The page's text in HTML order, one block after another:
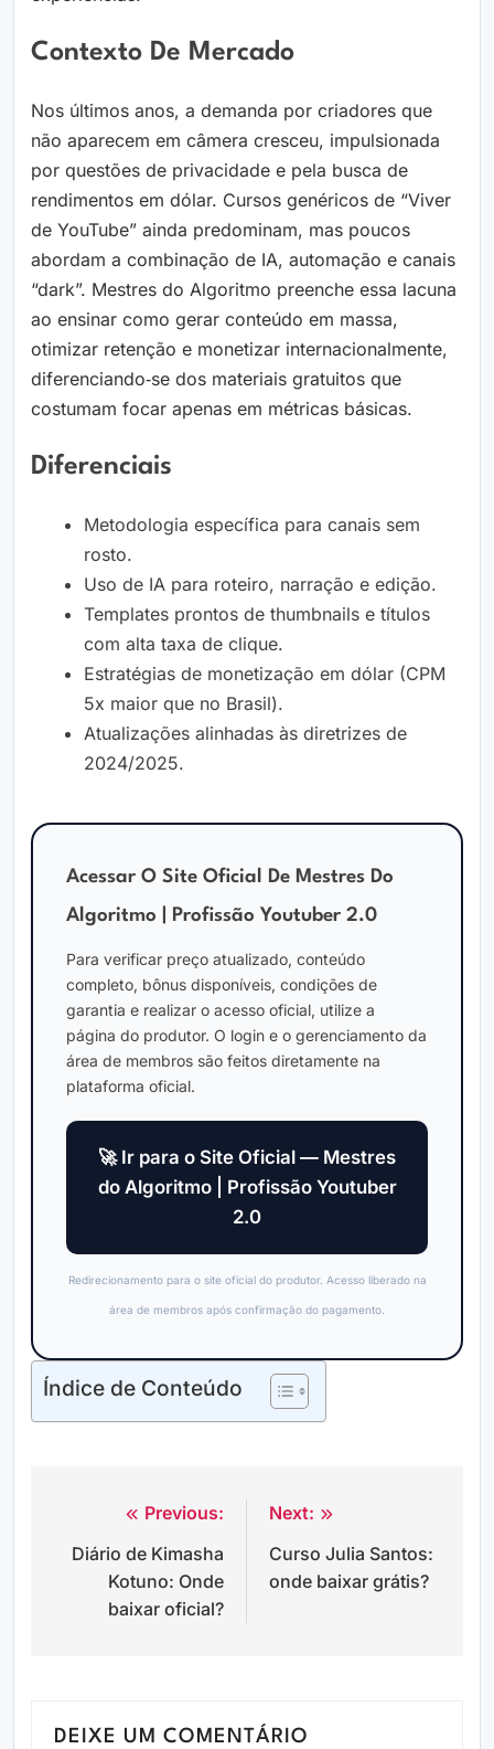
Contexto De Mercado
Nos últimos anos, a demanda por criadores que
não aparecem em câmera cresceu, impulsionada
por questões de privacidade e pela busca de
rendimentos em dólar. Cursos genéricos de “Viver
de YouTube” ainda predominam, mas poucos
abordam a combinação de IA, automação e canais
“dark”. Mestres do Algoritmo preenche essa lacuna
ao ensinar como gerar conteúdo em massa,
otimizar retenção e monetizar internacionalmente,
diferenciando‑se dos materiais gratuitos que
costumam focar apenas em métricas básicas.
Diferenciais
Metodologia específica para canais sem
rosto.
Uso de IA para roteiro, narração e edição.
Templates prontos de thumbnails e títulos
com alta taxa de clique.
Estratégias de monetização em dólar (CPM
5x maior que no Brasil).
Atualizações alinhadas às diretrizes de
2024/2025.
Acessar O Site Oficial De Mestres Do
Algoritmo | Profissão Youtuber 2.0
Para verificar preço atualizado, conteúdo
completo, bônus disponíveis, condições de
garantia e realizar o acesso oficial, utilize a
página do produtor. O login e o gerenciamento da
área de membros são feitos diretamente na
plataforma oficial.
🚀 Ir para o Site Oficial — Mestres
do Algoritmo | Profissão Youtuber
2.0
Redirecionamento para o site oficial do produtor. Acesso liberado na
área de membros após confirmação do pagamento.
Índice de Conteúdo
Navegação
de
Previous:
Diário de Kimasha
Kotuno: Onde
baixar oficial?
Next:
Curso Julia Santos:
onde baixar grátis?
DEIXE UM COMENTÁRIO